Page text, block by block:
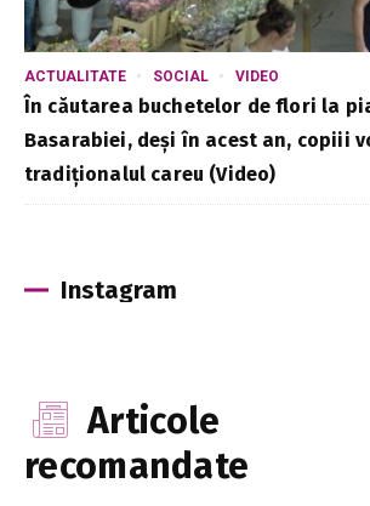
ACTUALITATE SOCIAL VIDEO
În căutarea buchetelor de flori la
Basarabiei, deși în acest an, copiii
tradiționalul careu (Video)
Instagram
Articole
recomandate